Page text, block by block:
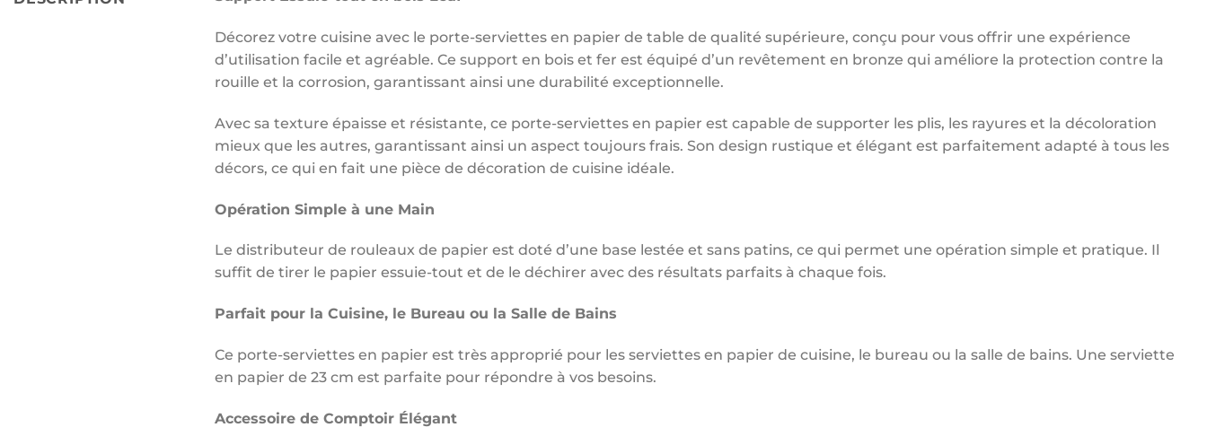
Décorez votre cuisine avec le porte-serviettes en papier de table de qualité supérieure, conçu pour vous offrir une expérience
d’utilisation facile et agréable. Ce support en bois et fer est équipé d’un revêtement en bronze qui améliore la protection contre la
rouille et la corrosion, garantissant ainsi une durabilité exceptionnelle.
Avec sa texture épaisse et résistante, ce porte-serviettes en papier est capable de supporter les plis, les rayures et la décoloration
mieux que les autres, garantissant ainsi un aspect toujours frais. Son design rustique et élégant est parfaitement adapté à tous les
décors, ce qui en fait une pièce de décoration de cuisine idéale.
Opération Simple à une Main
Le distributeur de rouleaux de papier est doté d’une base lestée et sans patins, ce qui permet une opération simple et pratique. Il
suffit de tirer le papier essuie-tout et de le déchirer avec des résultats parfaits à chaque fois.
Parfait pour la Cuisine, le Bureau ou la Salle de Bains
Ce porte-serviettes en papier est très approprié pour les serviettes en papier de cuisine, le bureau ou la salle de bains. Une serviette
en papier de 23 cm est parfaite pour répondre à vos besoins.
Accessoire de Comptoir Élégant